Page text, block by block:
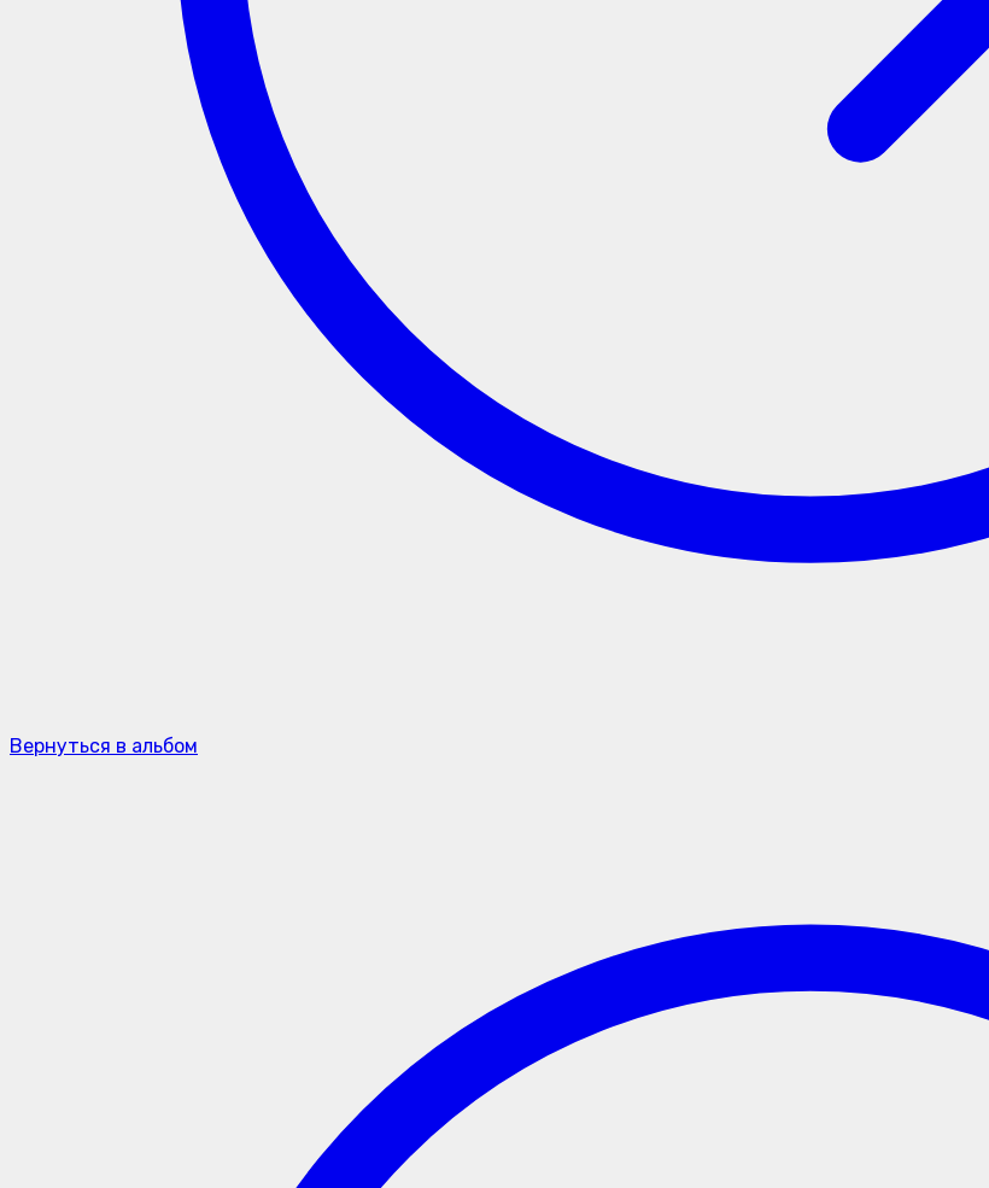
Вернуться в альбом